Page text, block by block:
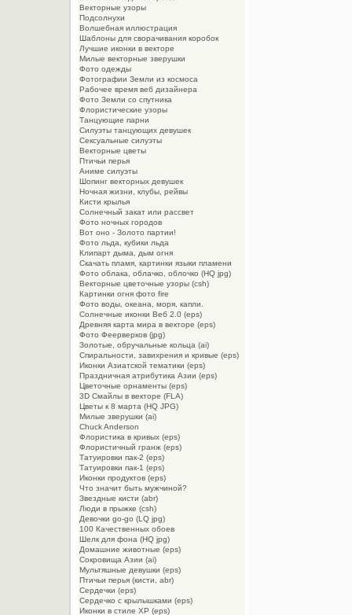
Векторные узоры
Подсолнухи
Волшебная иллюстрация
Шаблоны для сворачивания коробок
Лучшие иконки в векторе
Милые векторные зверушки
Фото одежды
Фотографии Земли из космоса
Рабочее время веб дизайнера
Фото Земли со спутника
Флористические узоры
Танцующие парни
Силуэты танцующих девушек
Сексуальные силуэты
Векторные цветы
Птичьи перья
Аниме силуэты
Шопинг векторных девушек
Ночная жизни, клубы, рейвы
Кисти крылья
Солнечный закат или рассвет
Фото ночных городов
Вот оно - Золото партии!
Фото льда, кубики льда
Клипарт дыма, дым огня
Cкачать пламя, картинки языки пламени
Фото облака, облачко, облочко (HQ jpg)
Векторные цветочные узоры (csh)
Картинки огня фото fire
Фото воды, океана, моря, капли.
Солнечные иконки Веб 2.0 (eps)
Древняя карта мира в векторе (eps)
Фото Феерверков (jpg)
Золотые, обручальные кольца (ai)
Спиральности, завихрения и кривые (eps)
Иконки Азиатской тематики (eps)
Праздничная атрибутика Азии (eps)
Цветочные орнаменты (eps)
3D Смайлы в векторе (FLA)
Цветы к 8 марта (HQ JPG)
Милые зверушки (ai)
Chuck Anderson
Флористика в кривых (eps)
Флористичный гранж (eps)
Татуировки пак-2 (eps)
Татуировки пак-1 (eps)
Иконки продуктов (eps)
Что значит быть мужчиной?
Звездные кисти (abr)
Люди в прыжке (csh)
Девочки go-go (LQ jpg)
100 Качественных обоев
Шелк для фона (HQ jpg)
Домашние животные (eps)
Сокровища Азии (ai)
Мультяшные девушки (eps)
Птичьи перья (кисти, abr)
Сердечки (eps)
Сердечко с крылышками (eps)
Иконки в стиле XP (eps)